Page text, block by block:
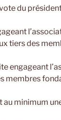
vote du
tiers des
engageant
membres
au minimum